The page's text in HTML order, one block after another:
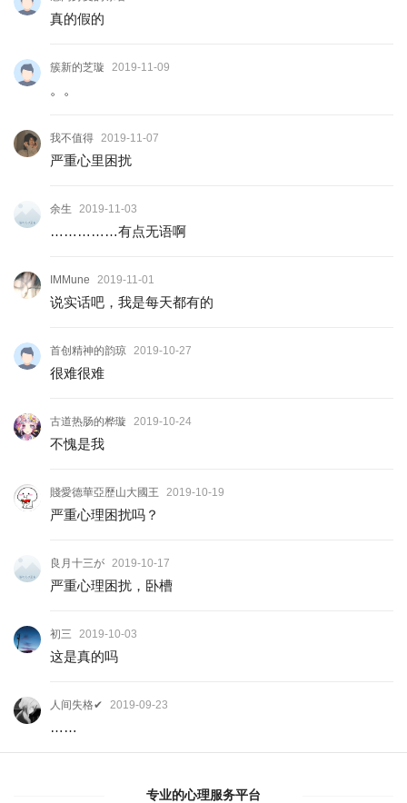
真的假的
簇新的芝璇 2019-11-09
。。
我不值得 2019-11-07
严重心里困扰
余生 2019-11-03
……………有点无语啊
IMMune 2019-11-01
说实话吧，我是每天都有的
首创精神的韵琼 2019-10-27
很难很难
古道热肠的桦璇 2019-10-24
不愧是我
賤愛德華亞歷山大國王 2019-10-19
严重心理困扰吗？
良月十三が 2019-10-17
严重心理困扰，卧槽
初三 2019-10-03
这是真的吗
人间失格✔ 2019-09-23
……
专业的心理服务平台